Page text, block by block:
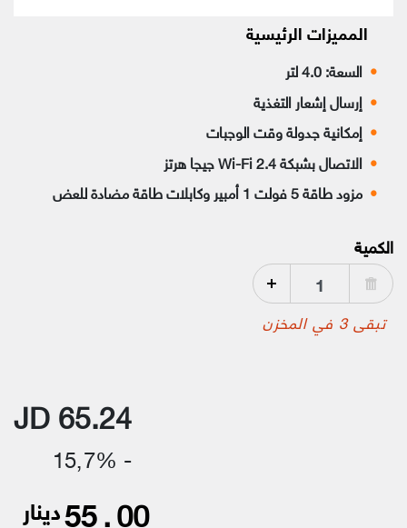
المميزات الرئيسية
السعة: 4.0 لتر
إرسال إشعار التغذية
إمكانية جدولة وقت الوجبات
الاتصال بشبكة Wi-Fi 2.4 جيجا هرتز
مزود طاقة 5 فولت 1 أمبير وكابلات طاقة مضادة للعض
الكمية
تبقى 3 في المخزن
JD 65.24
- 15٫7%
دينار55.00